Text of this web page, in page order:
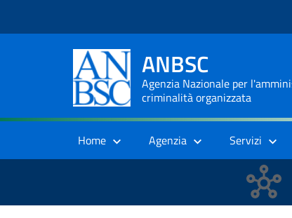
ANBSC
Agenzia Nazionale per
criminalità organizzata
Home Agenzia Servizi